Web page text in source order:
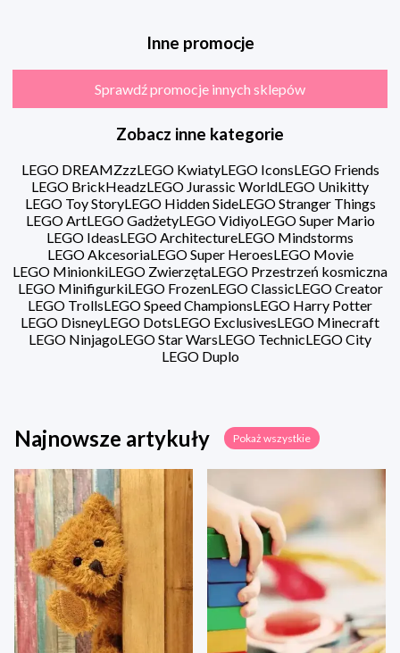
Inne promocje
Sprawdź promocje innych sklepów
Zobacz inne kategorie
LEGO DREAMZzzLEGO KwiatyLEGO IconsLEGO Friends
LEGO BrickHeadzLEGO Jurassic WorldLEGO Unikitty
LEGO Toy StoryLEGO Hidden SideLEGO Stranger Things
LEGO ArtLEGO GadżetyLEGO VidiyoLEGO Super Mario
LEGO IdeasLEGO ArchitectureLEGO Mindstorms
LEGO AkcesoriaLEGO Super HeroesLEGO Movie
LEGO MinionkiLEGO ZwierzętaLEGO Przestrzeń kosmiczna
LEGO MinifigurkiLEGO FrozenLEGO ClassicLEGO Creator
LEGO TrollsLEGO Speed ChampionsLEGO Harry Potter
LEGO DisneyLEGO DotsLEGO ExclusivesLEGO Minecraft
LEGO NinjagoLEGO Star WarsLEGO TechnicLEGO City
LEGO Duplo
Najnowsze artykuły Pokaż wszystkie